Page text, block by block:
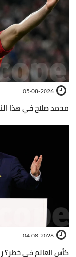
05-08-2026
محمد صلاح في هذا
04-08-2026
كأس العالم في خطر؟